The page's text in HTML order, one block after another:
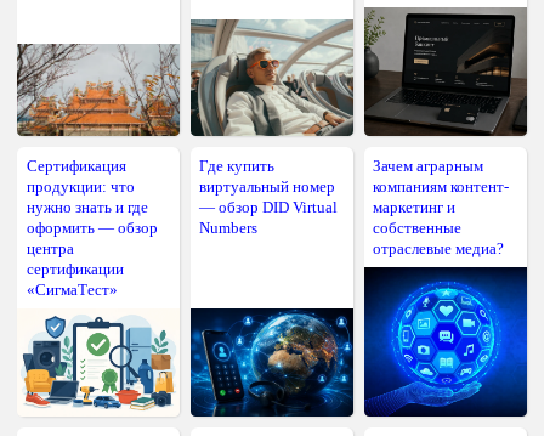
Сертификация
продукции: что
нужно знать и где
оформить — обзор
центра
сертификации
«СигмаТест»
Где купить
виртуальный номер
— обзор DID Virtual
Numbers
Зачем аграрным
компаниям контент-
маркетинг и
собственные
отраслевые медиа?